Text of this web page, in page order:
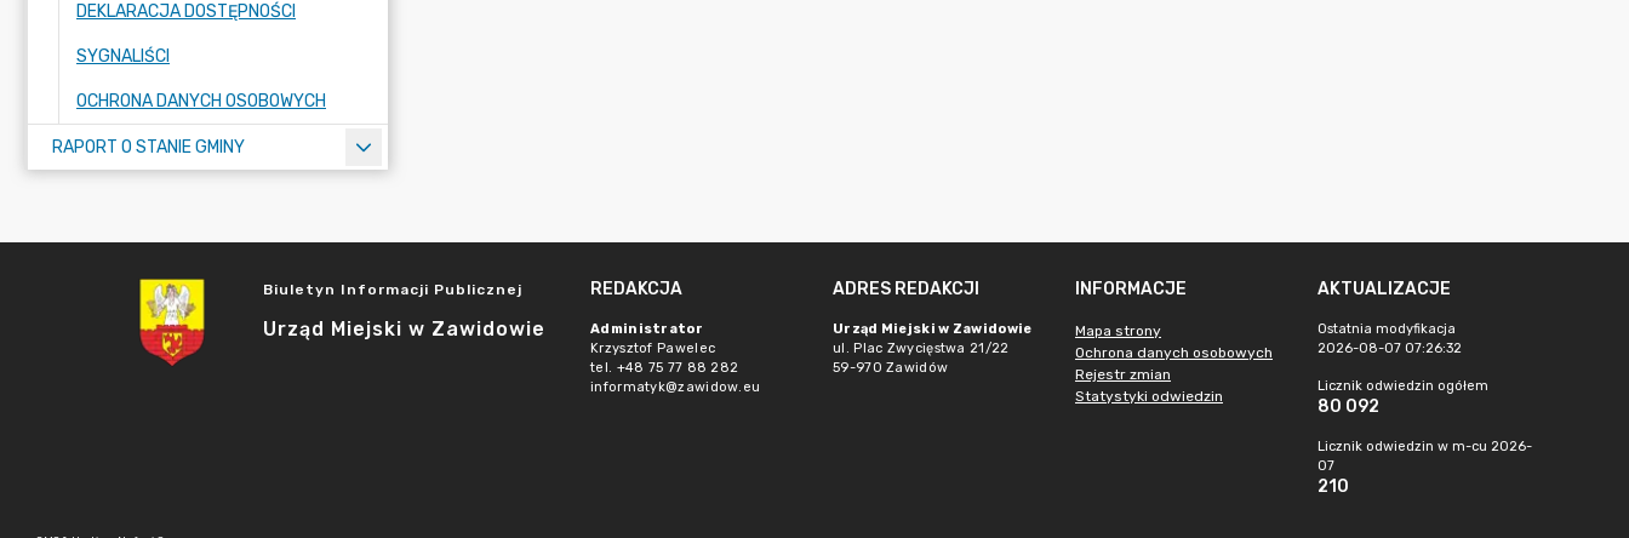
DEKLARACJA DOSTĘPNOŚCI
SYGNALIŚCI
OCHRONA DANYCH OSOBOWYCH
RAPORT O STANIE GMINY
Biuletyn Informacji Publicznej
Urząd Miejski w Zawidowie
REDAKCJA
Administrator
Krzysztof Pawelec
tel. +48 75 77 88 282
informatyk@zawidow.eu
ADRES REDAKCJI
Urząd Miejski w Zawidowie
ul. Plac Zwycięstwa 21/22
59-970 Zawidów
INFORMACJE
Mapa strony
Ochrona danych osobowych
Rejestr zmian
Statystyki odwiedzin
AKTUALIZACJE
Ostatnia modyfikacja
2026-08-07 07:26:32
Licznik odwiedzin ogółem
80 092
Licznik odwiedzin w m-cu 2026-
07
210